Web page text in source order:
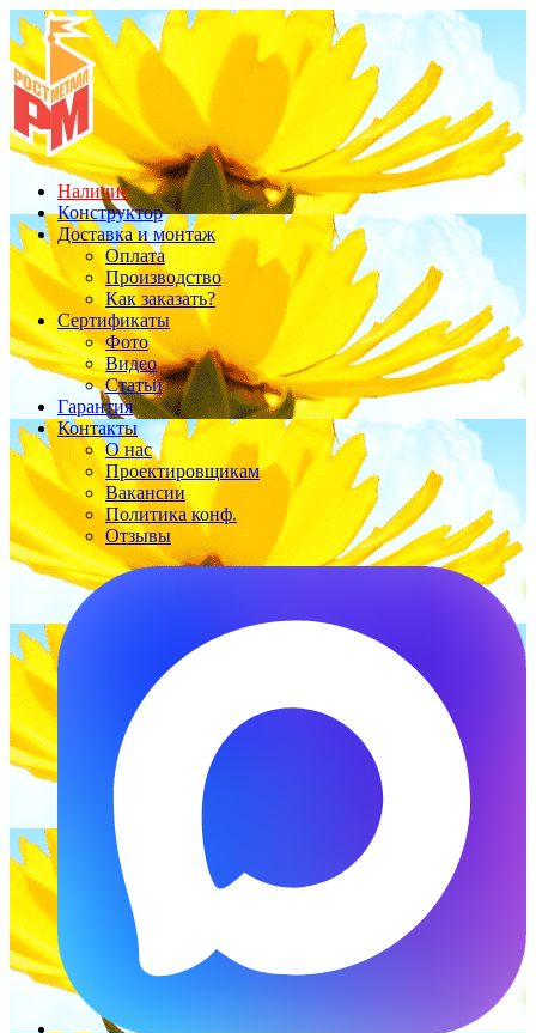
Наличие
Конструктор
Доставка и монтаж
Оплата
Производство
Как заказать?
Сертификаты
Фото
Видео
Статьи
Гарантия
Контакты
О нас
Проектировщикам
Вакансии
Политика конф.
Отзывы